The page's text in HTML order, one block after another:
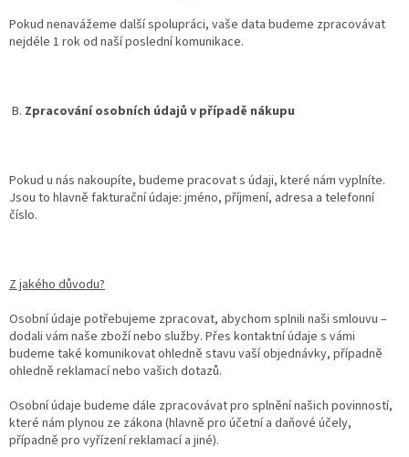
Pokud nenavážeme další spolupráci, vaše data budeme zpracovávat
nejdéle 1 rok od naší poslední komunikace.
B. Zpracování osobních údajů v případě nákupu
Pokud u nás nakoupíte, budeme pracovat s údaji, které nám vyplníte.
Jsou to hlavně fakturační údaje: jméno, příjmení, adresa a telefonní
číslo.
Z jakého důvodu?
Osobní údaje potřebujeme zpracovat, abychom splnili naši smlouvu –
dodali vám naše zboží nebo služby. Přes kontaktní údaje s vámi
budeme také komunikovat ohledně stavu vaší objednávky, případně
ohledně reklamací nebo vašich dotazů.
Osobní údaje budeme dále zpracovávat pro splnění našich povinností,
které nám plynou ze zákona (hlavně pro účetní a daňové účely,
případně pro vyřízení reklamací a jiné).